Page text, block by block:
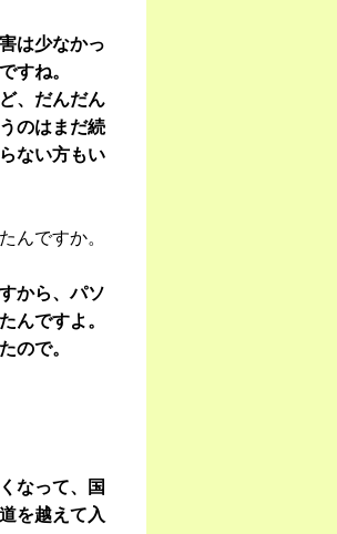
は少なかっ
すね。
、だんだん
のはまだ続
ない方もい
んですか。
から、パソ
んですよ。
ので。
なって、国
を越えて入